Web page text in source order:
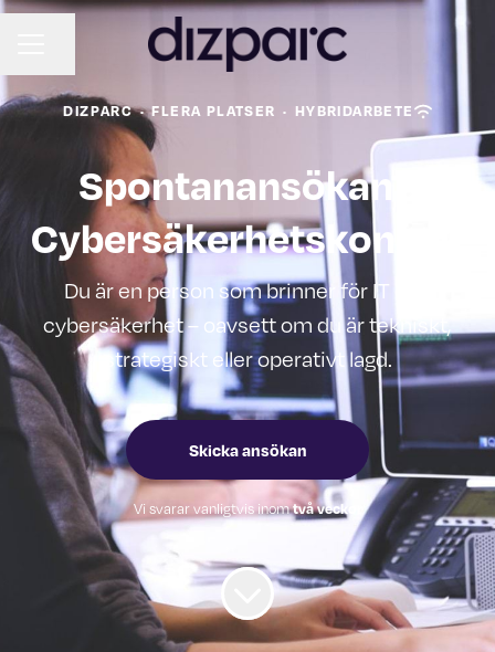
DIZPARC · FLERA PLATSER · HYBRIDARBETE
Spontanansökan -
Cybersäkerhetskonsult
Du är en person som brinner för IT och
cybersäkerhet – oavsett om du är tekniskt,
strategiskt eller operativt lagd.
Skicka ansökan
Vi svarar vanligtvis inomtvå veckor